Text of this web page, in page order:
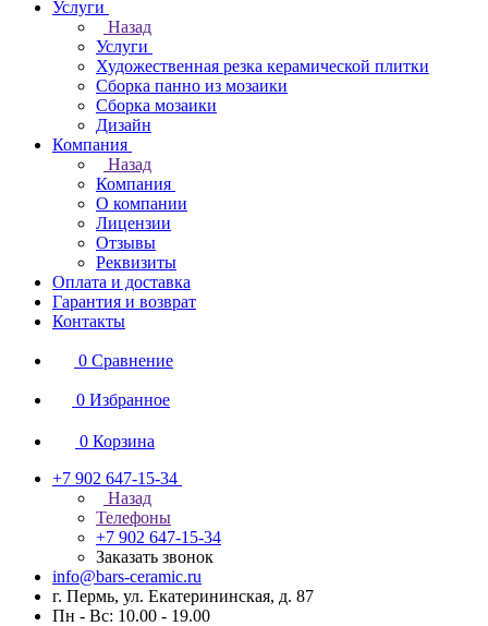
Услуги
Назад
Услуги
Художественная резка керамической плитки
Сборка панно из мозаики
Сборка мозаики
Дизайн
Компания
Назад
Компания
О компании
Лицензии
Отзывы
Реквизиты
Оплата и доставка
Гарантия и возврат
Контакты
0 Сравнение
0 Избранное
0 Корзина
+7 902 647-15-34
Назад
Телефоны
+7 902 647-15-34
Заказать звонок
info@bars-ceramic.ru
г. Пермь, ул. Екатерининская, д. 87
Пн - Вс: 10.00 - 19.00